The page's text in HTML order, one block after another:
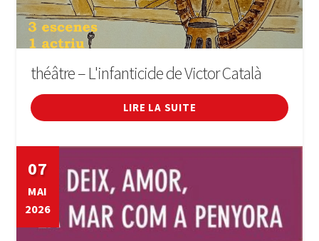
théâtre – L'infanticide de Victor Català
LIRE LA SUITE
07
MAI
2026